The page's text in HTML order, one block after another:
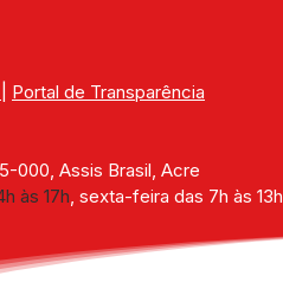
Portal de Transparência
000, Assis Brasil, Acre
às 17h, sexta-feira das 7h às 13h